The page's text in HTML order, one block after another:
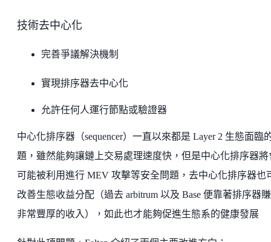
技術去中心化
完善爭議解決機制
實現排序器去中心化
允許任何人運行節點或驗證器
中心化排序器（sequencer）一直以來都是 Layer 2 生態面臨
題，雖然能夠讓鏈上交易處理速度快，但是中心化排序器將
可能被利用進行 MEV 攻擊等安全問題，去中心化排序器也
改善生態收益分配（過去 arbitrum 以及 Base 便靠著排序器
非常豐厚的收入），如此也才能夠促進生態系的健康發展